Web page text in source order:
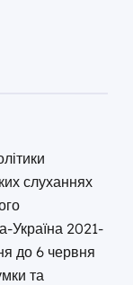
слуханнях
Україна 2021-
до 6 червня
та